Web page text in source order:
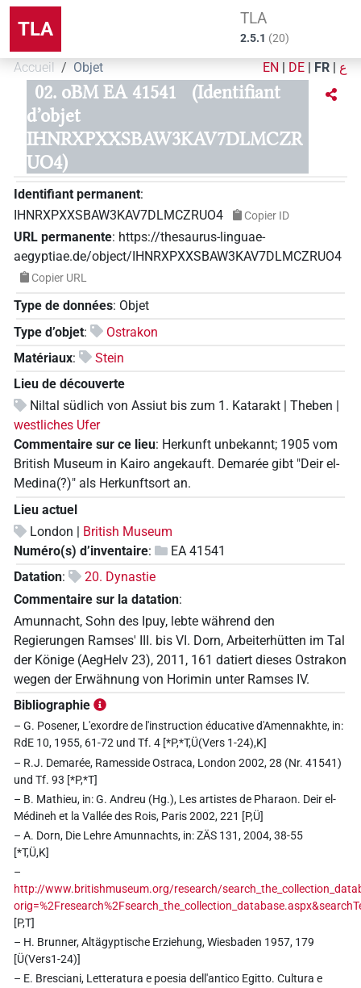
TLA TLA
2.5.1 (20)
Accueil Objet EN | DE | FR | ع
02. oBM EA 41541
(Identifiant
d’objet
IHNRXPXXSBAW3KAV7DLMCZR
UO4)
Identifiant permanent:
IHNRXPXXSBAW3KAV7DLMCZRUO4
Copier ID
URL permanente: https://thesaurus-linguae-
aegyptiae.de/object/IHNRXPXXSBAW3KAV7DLMCZRUO4
Copier URL
Type de données: Objet
Type d’objet:
Ostrakon
Matériaux:
Stein
Lieu de découverte
Niltal südlich von Assiut bis zum 1. Katarakt | Theben |
westliches Ufer
Commentaire sur ce lieu: Herkunft unbekannt; 1905 vom
British Museum in Kairo angekauft. Demarée gibt "Deir el-
Medina(?)" als Herkunftsort an.
Lieu actuel
London | British Museum
Numéro(s) d’inventaire:
EA 41541
Datation:
20. Dynastie
Commentaire sur la datation:
Amunnacht, Sohn des Ipuy, lebte während den
Regierungen Ramses' III. bis VI. Dorn, Arbeiterhütten im Tal
der Könige (AegHelv 23), 2011, 161 datiert dieses Ostrakon
wegen der Erwähnung von Horimin unter Ramses IV.
Bibliographie
– G. Posener, L'exordre de l'instruction éducative d'Amennakhte, in:
RdE 10, 1955, 61-72 und Tf. 4 [*P,*T,Ü(Vers 1-24),K]
– R.J. Demarée, Ramesside Ostraca, London 2002, 28 (Nr. 41541)
und Tf. 93 [*P,*T]
– B. Mathieu, in: G. Andreu (Hg.), Les artistes de Pharaon. Deir el-
Médineh et la Vallée des Rois, Paris 2002, 221 [P,Ü]
– A. Dorn, Die Lehre Amunnachts, in: ZÄS 131, 2004, 38-55
[*T,Ü,K]
–
http://www.britishmuseum.org/research/
[P,T]
– H. Brunner, Altägyptische Erziehung, Wiesbaden 1957, 179
[Ü(Vers1-24)]
– E. Bresciani, Letteratura e poesia dell'antico Egitto. Cultura e